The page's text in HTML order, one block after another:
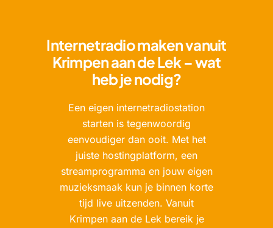
Internetradio maken vanuit
Krimpen aan de Lek – wat
heb je nodig?
Een eigen internetradiostation
starten is tegenwoordig
eenvoudiger dan ooit. Met het
juiste hostingplatform, een
streamprogramma en jouw eigen
muzieksmaak kun je binnen korte
tijd live uitzenden. Vanuit
Krimpen aan de Lek bereik je